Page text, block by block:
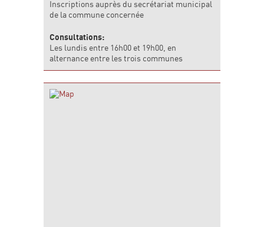
Inscriptions auprès du secrétariat municipal
de la commune concernée
Consultations:
Les lundis entre 16h00 et 19h00, en
alternance entre les trois communes